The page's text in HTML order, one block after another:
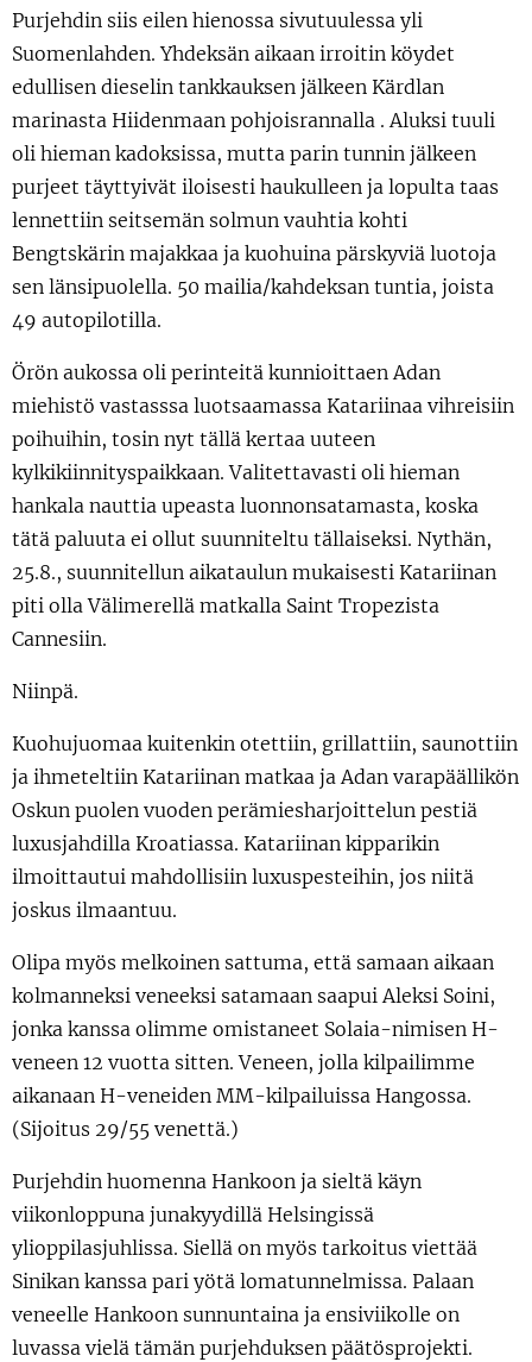
Purjehdin siis eilen hienossa sivutuulessa yli
Suomenlahden. Yhdeksän aikaan irroitin köydet
edullisen dieselin tankkauksen jälkeen Kärdlan
marinasta Hiidenmaan pohjoisrannalla . Aluksi tuuli
oli hieman kadoksissa, mutta parin tunnin jälkeen
purjeet täyttyivät iloisesti haukulleen ja lopulta taas
lennettiin seitsemän solmun vauhtia kohti
Bengtskärin majakkaa ja kuohuina pärskyviä luotoja
sen länsipuolella. 50 mailia/kahdeksan tuntia, joista
49 autopilotilla.
Örön aukossa oli perinteitä kunnioittaen Adan
miehistö vastasssa luotsaamassa Katariinaa vihreisiin
poihuihin, tosin nyt tällä kertaa uuteen
kylkikiinnityspaikkaan. Valitettavasti oli hieman
hankala nauttia upeasta luonnonsatamasta, koska
tätä paluuta ei ollut suunniteltu tällaiseksi. Nythän,
25.8., suunnitellun aikataulun mukaisesti Katariinan
piti olla Välimerellä matkalla Saint Tropezista
Cannesiin.
Niinpä.
Kuohujuomaa kuitenkin otettiin, grillattiin, saunottiin
ja ihmeteltiin Katariinan matkaa ja Adan varapäällikön
Oskun puolen vuoden perämiesharjoittelun pestiä
luxusjahdilla Kroatiassa. Katariinan kipparikin
ilmoittautui mahdollisiin luxuspesteihin, jos niitä
joskus ilmaantuu.
Olipa myös melkoinen sattuma, että samaan aikaan
kolmanneksi veneeksi satamaan saapui Aleksi Soini,
jonka kanssa olimme omistaneet Solaia-nimisen H-
veneen 12 vuotta sitten. Veneen, jolla kilpailimme
aikanaan H-veneiden MM-kilpailuissa Hangossa.
(Sijoitus 29/55 venettä.)
Purjehdin huomenna Hankoon ja sieltä käyn
viikonloppuna junakyydillä Helsingissä
ylioppilasjuhlissa. Siellä on myös tarkoitus viettää
Sinikan kanssa pari yötä lomatunnelmissa. Palaan
veneelle Hankoon sunnuntaina ja ensiviikolle on
luvassa vielä tämän purjehduksen päätösprojekti.